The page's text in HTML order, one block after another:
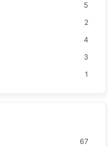
5
2
4
3
1
67